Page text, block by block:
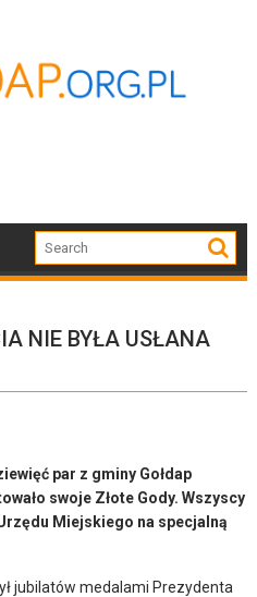
NIE BYŁA USŁANA
par z gminy Gołdap
swoje Złote Gody. Wszyscy
Miejskiego na specjalną
jubilatów medalami Prezydenta